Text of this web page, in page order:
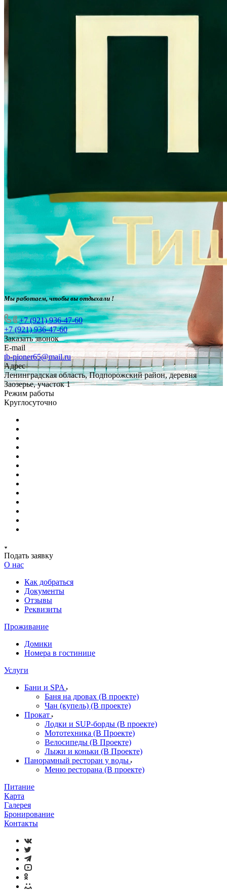
Мы работаем, чтобы вы отдыхали !
+7 (921) 936-47-60
+7 (921) 936-47-60
Заказать звонок
E-mail
tb-pioner65@mail.ru
Адрес
Ленинградская область, Подпорожский район, деревня
Заозерье, участок 1
Режим работы
Круглосуточно
Подать заявку
О нас
Как добраться
Документы
Отзывы
Реквизиты
Проживание
Домики
Номера в гостинице
Услуги
Бани и SPA
Баня на дровах (В проекте)
Чан (купель) (В проекте)
Прокат
Лодки и SUP-борды (В проекте)
Мототехника (В Проекте)
Велосипеды (В Проекте)
Лыжи и коньки (В Проекте)
Панорамный ресторан у воды
Меню ресторана (В проекте)
Питание
Карта
Галерея
Бронирование
Контакты